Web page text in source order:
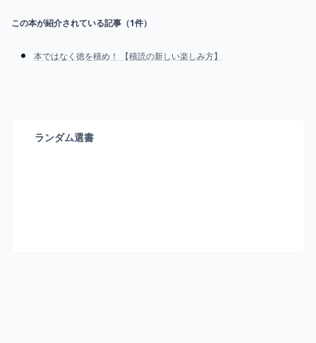
この本が紹介されている記事（1件）
本ではなく徳を積め！ 【積読の新しい楽しみ方】
ランダム選書